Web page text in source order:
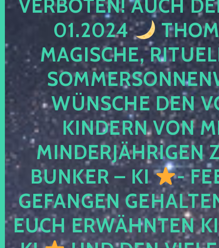
VERBOTEN! AUCH
01.2024
MAGISCHE,
WÜNSCHE DEN
KINDERN VON
MINDERJÄHRIGEN
BUNKER – KI
-
GEFANGEN
EUCH ERWÄHNTEN